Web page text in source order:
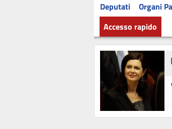
Deputati Organi
Accesso rapido